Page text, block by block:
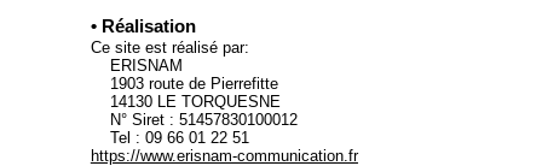
• Réalisation
Ce site est réalisé par:
ERISNAM
1903 route de Pierrefitte
14130 LE TORQUESNE
N° Siret : 51457830100012
Tel : 09 66 01 22 51
https://www.erisnam-communication.fr